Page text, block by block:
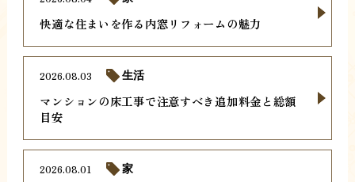
快適な住まいを作る内窓リフォームの魅力
マンションの床工事で注意すべき追加料金と総額
目安
2026.08.03 生活
2026.08.01 家